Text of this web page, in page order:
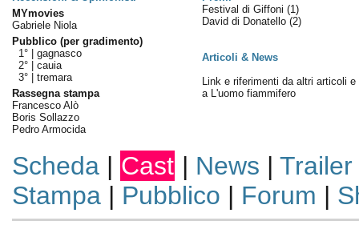
MYmovies
Gabriele Niola
Pubblico (per gradimento)
1° | gagnasco
2° | cauia
3° | tremara
Rassegna stampa
Francesco Alò
Boris Sollazzo
Pedro Armocida
Festival di Giffoni (1)
David di Donatello (2)
Articoli & News
Link e riferimenti da altri articoli e
a L'uomo fiammifero
Scheda| Cast | News | Trailer
Stampa| Pubblico | Forum |